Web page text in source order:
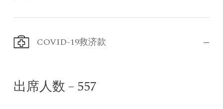
COVID-19救济款 —
出席人数 – 557